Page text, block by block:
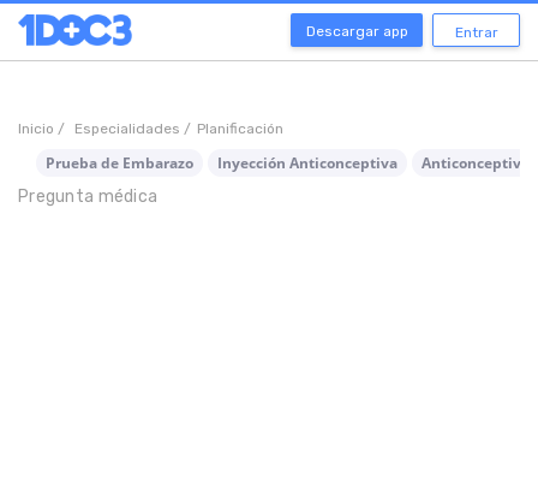
Descargar app Entrar
Inicio / Especialidades / Planificación
Prueba de Embarazo Inyección Anticonceptiva
Anticonceptivo
Pregunta médica